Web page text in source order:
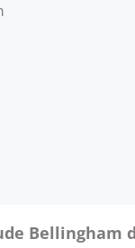
Bellingham